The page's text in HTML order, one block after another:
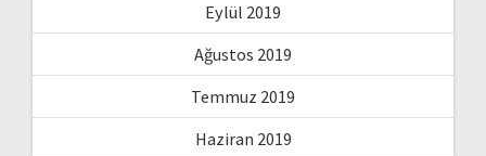
Eylül 2019
Ağustos 2019
Temmuz 2019
Haziran 2019